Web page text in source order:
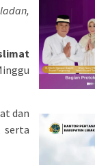
dan
serta